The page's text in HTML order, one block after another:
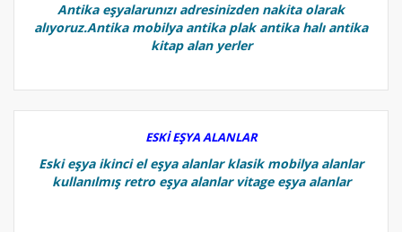
Antika eşyalarunızı adresinizden nakita olarak
alıyoruz.Antika mobilya antika plak antika halı antika
kitap alan yerler
ESKİ EŞYA ALANLAR
Eski eşya ikinci el eşya alanlar klasik mobilya alanlar
kullanılmış retro eşya alanlar vitage eşya alanlar